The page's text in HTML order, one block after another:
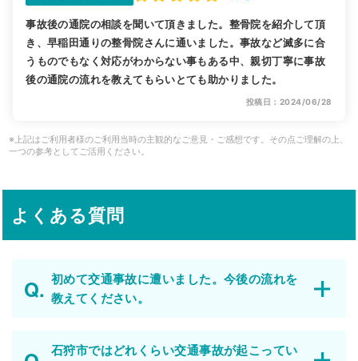
事故後の通院の相談を聞いて頂きました。整骨院を紹介して頂
き、早稲田通りの整骨院さんに通いました。事故など滅多に合
うものでもなく対応がわからない事もある中、親切丁寧に事故
後の通院の流れを教えてもらいとても助かりました。
投稿日：2024/06/28
※上記はご利用者様のご利用当時の主観的なご意見・ご感想です。その点ご理解の上、
一つの参考としてご活用ください。
よくある質問
初めて交通事故に遭いました。今後の流れを
教えてください。
石狩市ではどれくらい交通事故が起こってい